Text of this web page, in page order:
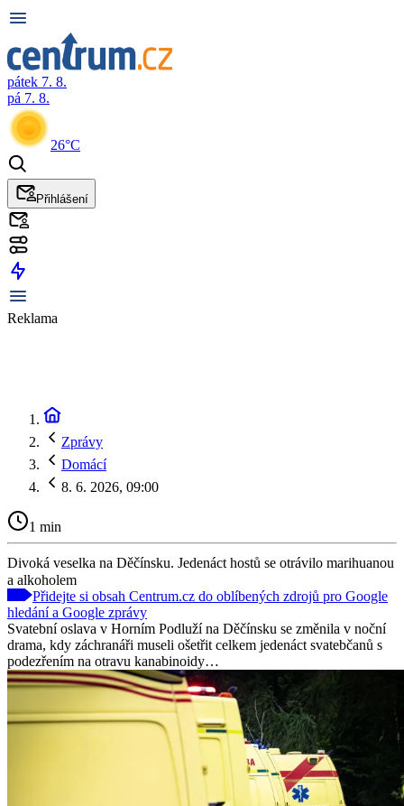
pátek 7. 8.
pá 7. 8.
26°C
Přihlášení
Reklama
Zprávy
Domácí
8. 6. 2026, 09:00
1 min
Divoká veselka na Děčínsku. Jedenáct hostů se otrávilo marihuanou
a alkoholem
Přidejte si obsah Centrum.cz do oblíbených zdrojů pro Google
hledání a Google zprávy
Svatební oslava v Horním Podluží na Děčínsku se změnila v noční
drama, kdy záchranáři museli ošetřit celkem jedenáct svatebčanů s
podezřením na otravu kanabinoidy…